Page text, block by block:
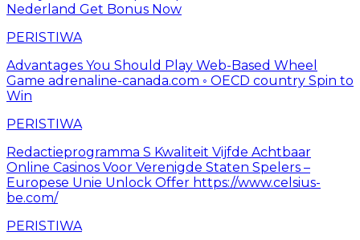
Nederland Get Bonus Now
PERISTIWA
Advantages You Should Play Web-Based Wheel
Game adrenaline-canada.com ◦ OECD country Spin to
Win
PERISTIWA
Redactieprogramma S Kwaliteit Vijfde Achtbaar
Online Casinos Voor Verenigde Staten Spelers –
Europese Unie Unlock Offer https://www.celsius-
be.com/
PERISTIWA